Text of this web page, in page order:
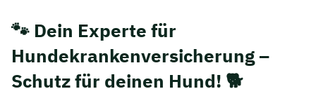
🐾 Dein Experte für
Hundekrankenversicherung –
Schutz für deinen Hund! 🐕